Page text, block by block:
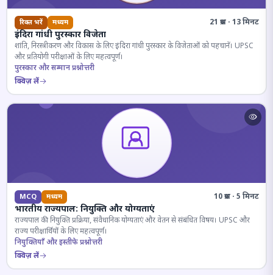
रिक्त भरें मध्यम 21 प्रश्न · 13 मिनट
इंदिरा गांधी पुरस्कार विजेता
शांति, निरस्त्रीकरण और विकास के लिए इंदिरा गांधी पुरस्कार के विजेताओं को पहचानें। UPSC
और प्रतियोगी परीक्षाओं के लिए महत्वपूर्ण।
पुरस्कार और सम्मान प्रश्नोत्तरी
क्विज़ लें
MCQ मध्यम 10 प्रश्न · 5 मिनट
भारतीय राज्यपाल: नियुक्ति और योग्यताएं
राज्यपाल की नियुक्ति प्रक्रिया, संवैधानिक योग्यताएं और वेतन से संबंधित विषय। UPSC और
राज्य परीक्षार्थियों के लिए महत्वपूर्ण।
नियुक्तियाँ और इस्तीफे प्रश्नोत्तरी
क्विज़ लें